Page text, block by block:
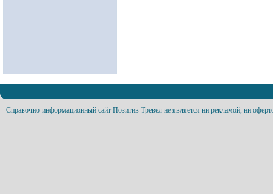
Справочно-информационный сайт Позитив Тревел не является ни рекламой, ни